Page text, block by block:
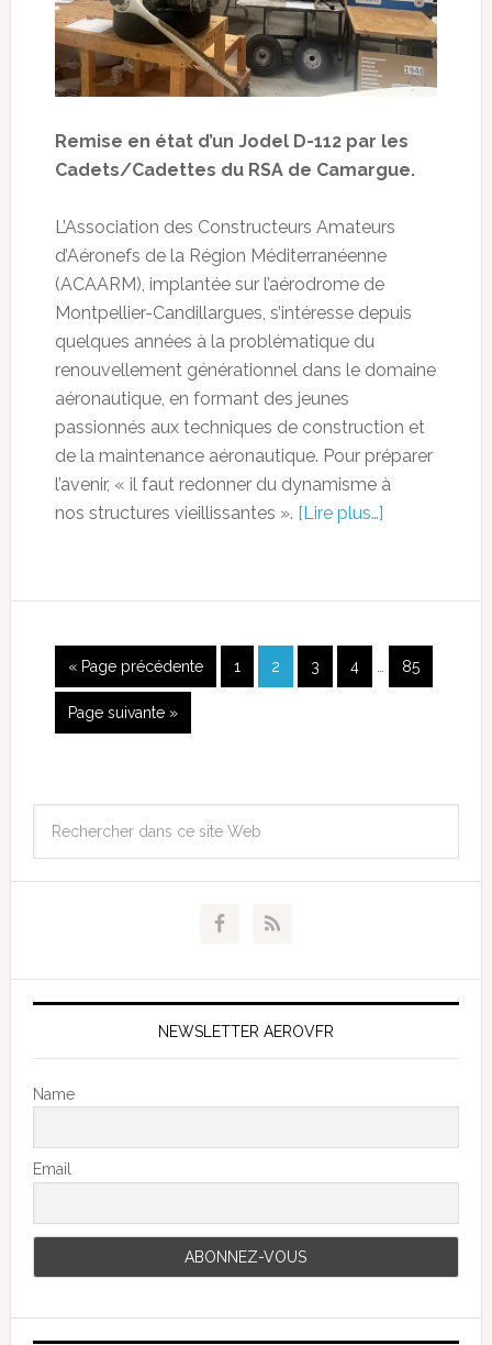
Remise en état d’un Jodel D-112 par les
Cadets/Cadettes du RSA de Camargue.
L’Association des Constructeurs Amateurs
d’Aéronefs de la Région Méditerranéenne
(ACAARM), implantée sur l’aérodrome de
Montpellier-Candillargues, s’intéresse depuis
quelques années à la problématique du
renouvellement générationnel dans le domaine
aéronautique, en formant des jeunes
passionnés aux techniques de construction et
de la maintenance aéronautique. Pour préparer
l’avenir, « il faut redonner du dynamisme à
nos structures vieillissantes ». [Lire plus…]
« Page précédente 1 2 3 4 85
Page suivante »
NEWSLETTER AEROVFR
Name
Email